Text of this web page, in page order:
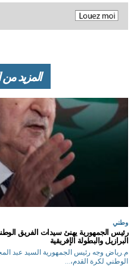
المزيد من
وطني
رئيس الجمهورية يهنئ سيدات الفريق
البرازيل والبطولة الإفريقية
م.رياض وجه رئيس الجمهورية السيد عبد
الوطني لكرة القدم،...